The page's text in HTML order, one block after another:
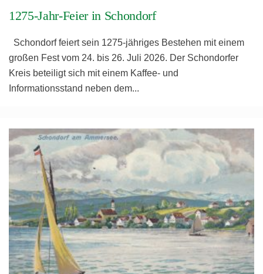
1275-Jahr-Feier in Schondorf
Schondorf feiert sein 1275-jähriges Bestehen mit einem
großen Fest vom 24. bis 26. Juli 2026. Der Schondorfer
Kreis beteiligt sich mit einem Kaffee- und
Informationsstand neben dem...